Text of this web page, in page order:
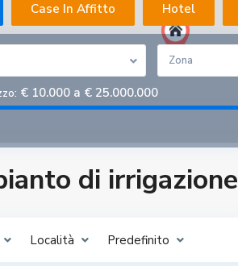
Case In Affitto Hotel
Zona
€ 10.000 a € 25.000.000
di irrigazione
Località Predefinito